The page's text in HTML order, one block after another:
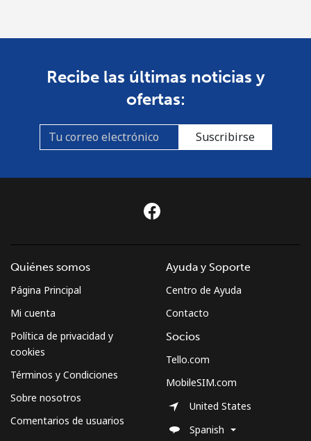
Recibe las últimas noticias y
ofertas:
Suscribirse
Quiénes somos
Página Principal
Mi cuenta
Política de privacidad y
cookies
Términos y Condiciones
Sobre nosotros
Comentarios de usuarios
Ayuda y Soporte
Centro de Ayuda
Contacto
Socios
Tello.com
MobileSIM.com
United States
Spanish